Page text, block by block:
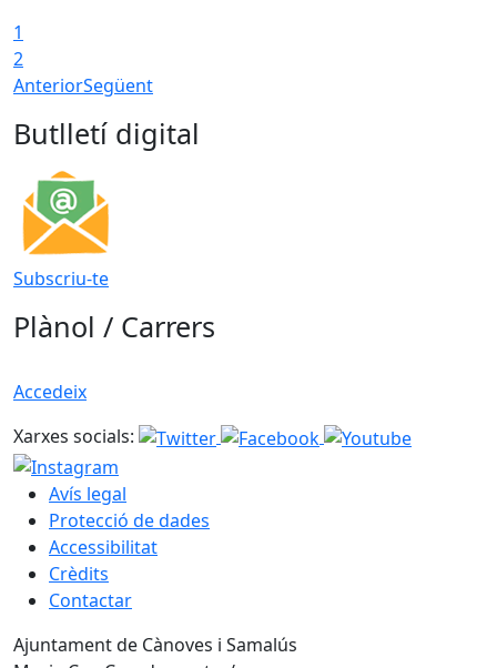
1
2
AnteriorSegüent
Butlletí digital
Subscriu-te
Plànol / Carrers
Accedeix
Xarxes socials:
Avís legal
Protecció de dades
Accessibilitat
Crèdits
Contactar
Ajuntament de Cànoves i Samalús